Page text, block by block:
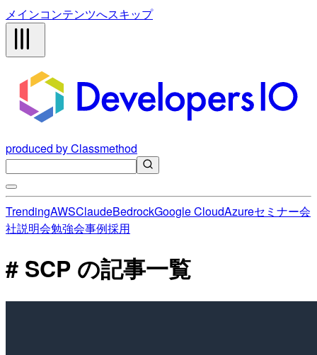
メインコンテンツへスキップ
produced by Classmethod
TrendingAWSClaudeBedrockGoogle CloudAzureセミナー会
社説明会勉強会事例採用
# SCP の記事一覧